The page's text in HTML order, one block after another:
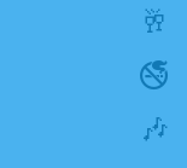
🥂
🚭
🎶